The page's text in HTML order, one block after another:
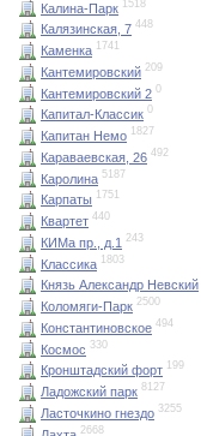
Калина-Парк 1518
Калязинская, 7 448
Каменка 1741
Кантемировский 209
Кантемировский 2 0
Капитал-Классик 0
Капитан Немо 1827
Караваевская, 26 492
Каролина 5187
Карпаты 1751
Квартет 440
КИМа пр., д.1 243
Классика 1803
Князь Александр Невский
Коломяги-Парк 2500
Константиновское 494
Космос 330
Кронштадский форт 199
Ладожский парк 8127
Ласточкино гнездо 3255
2668